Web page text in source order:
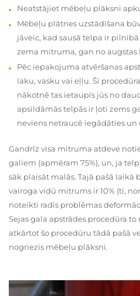
Neatstājiet mēbeļu plāksni
Mēbeļu plātnes uzstādīšana
jāveic, kad sausā telpa ir
zema mitruma, gan no augstas
Pēc iepakojuma atvēršanas
laku, vasku vai eļļu. Šī
nākotnē tas ietaupīs jūs no
apsildāmās telpās ir ļoti zems
neviens netraucē iegādāties
Gandrīz visa mitruma atdeve
galiem (apmēram 75%), un, ja
sāk plaisāt malās. Tajā pašā laikā
vairoga vidū mitrums ir 10% (ti,
noteikti radīs problēmas
Sejas gala apstrādes procedūra to
atkārtot šo procedūru tādā pašā
nogriezis mēbeļu plāksni.